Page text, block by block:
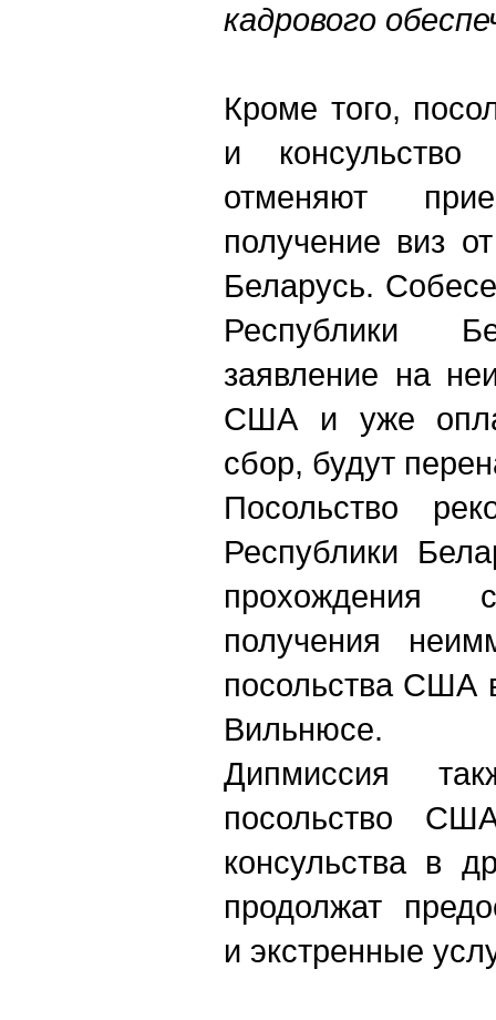
кадрового
Кроме того,
и консульство
отменяют
получение виз
Беларусь.
Республики
заявление на
США и уже
сбор, будут
Посольство
Республики
прохождения
получения
посольства США
Вильнюсе.
Дипмиссия
посольство
консульства в
продолжат
и экстренные